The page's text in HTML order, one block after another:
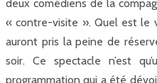
deux comédiens de la
« contre-visite ». Quel est le
auront pris la peine de
soir. Ce spectacle n’est
programmation qui a été